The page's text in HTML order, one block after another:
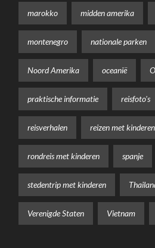
marokko midden amerika
montenegro nationale parken
Noord Amerika oceanië
praktische informatie reisfoto's
reisverhalen reizen met kinderen
rondreis met kinderen spanje
stedentrip met kinderen
Verenigde Staten Vietnam